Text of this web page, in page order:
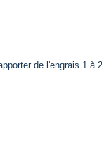
de l'engrais 1